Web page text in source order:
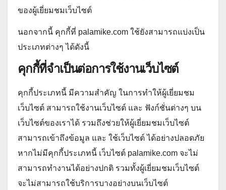
ของผู้เยี่ยมชมเว็บไซต์
นอกจากนี้ คุกกี้ที่ palamike.com ใช้ยังสามารถแบ่งเป็น
ประเภทต่างๆ ได้ดังนี้
คุกกี้ที่จำเป็นต่อการใช้งานเว็บไซต์
คุกกี้ประเภทนี้ มีความสำคัญ ในการทำให้ผู้เยี่ยมชม
เว็บไซต์ สามารถใช้งานเว็บไซต์ และ ฟังก์ชั่นต่างๆ บน
เว็บไซต์ของเราได้ รวมถึงช่วยให้ผู้เยี่ยมชมเว็บไซต์
สามารถเข้าถึงข้อมูล และ ใช้เว็บไซต์ ได้อย่างปลอดภัย
หากไม่มีคุกกี้ประเภทนี้ เว็บไซต์ palamike.com จะไม่
สามารถทำงานได้อย่างปกติ รวมทั้งผู้เยี่ยมชมเว็บไซต์
จะไม่สามารถใช้บริการบางอย่างบนเว็บไซต์